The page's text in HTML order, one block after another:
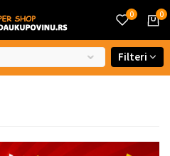
0
0
Filteri